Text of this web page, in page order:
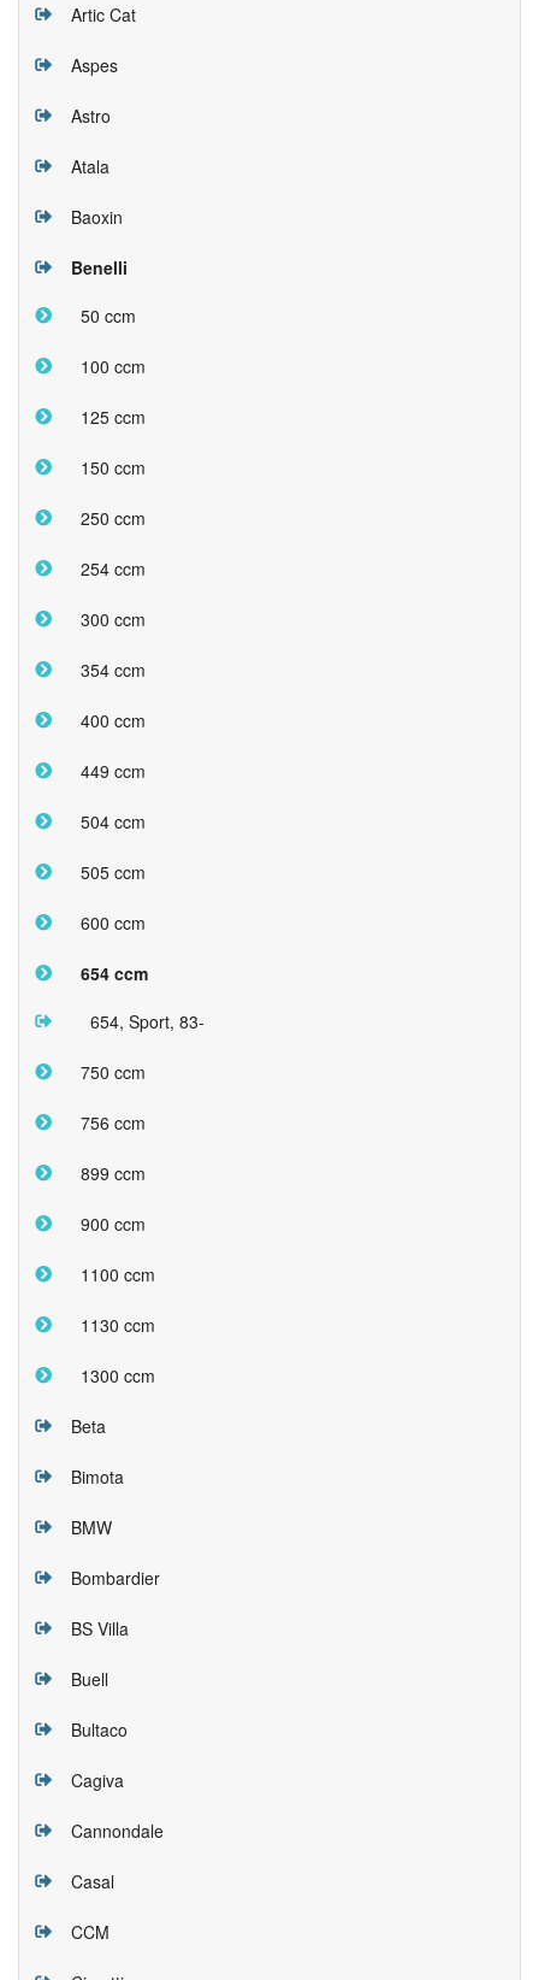
Artic Cat
Aspes
Astro
Atala
Baoxin
Benelli
50 ccm
100 ccm
125 ccm
150 ccm
250 ccm
254 ccm
300 ccm
354 ccm
400 ccm
449 ccm
504 ccm
505 ccm
600 ccm
654 ccm
654, Sport, 83-
750 ccm
756 ccm
899 ccm
900 ccm
1100 ccm
1130 ccm
1300 ccm
Beta
Bimota
BMW
Bombardier
BS Villa
Buell
Bultaco
Cagiva
Cannondale
Casal
CCM